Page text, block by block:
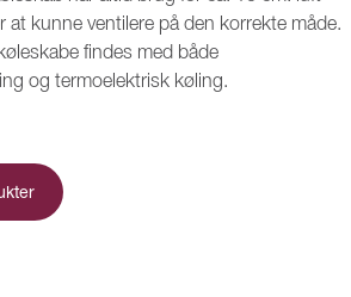
at kunne ventilere på den korrekte måde.
findes med både
og termoelektrisk køling.